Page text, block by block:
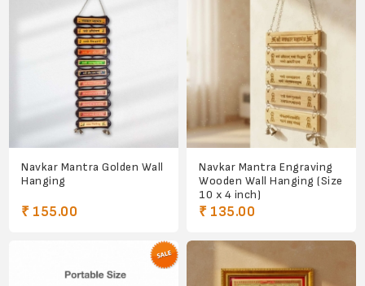
Navkar Mantra Golden Wall
Hanging
₹ 155.00
Navkar Mantra Engraving
Wooden Wall Hanging (Size
10 x 4 inch)
₹ 135.00